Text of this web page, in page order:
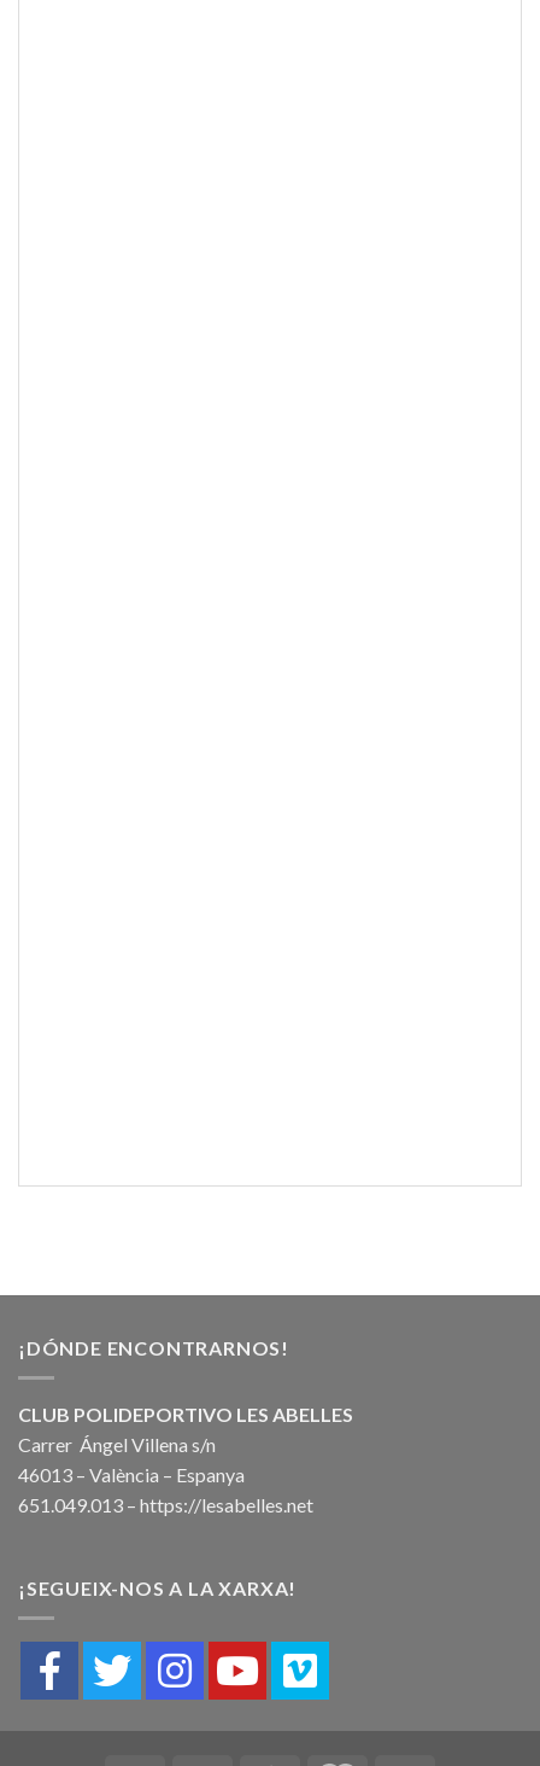
¡DÓNDE ENCONTRARNOS!
CLUB POLIDEPORTIVO LES ABELLES
Carrer Ángel Villena s/n
46013 – València – Espanya
651.049.013 – https://lesabelles.net
¡SEGUEIX-NOS A LA XARXA!